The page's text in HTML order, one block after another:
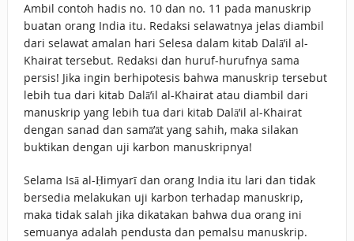
Ambil contoh hadis no. 10 dan no. 11 pada manuskrip
buatan orang India itu. Redaksi selawatnya jelas diambil
dari selawat amalan hari Selesa dalam kitab Dalā’il al-
Khairat tersebut. Redaksi dan huruf-hurufnya sama
persis! Jika ingin berhipotesis bahwa manuskrip tersebut
lebih tua dari kitab Dalā’il al-Khairat atau diambil dari
manuskrip yang lebih tua dari kitab Dalā’il al-Khairat
dengan sanad dan samā’āt yang sahih, maka silakan
buktikan dengan uji karbon manuskripnya!
Selama Isā al-Ḥimyarī dan orang India itu lari dan tidak
bersedia melakukan uji karbon terhadap manuskrip,
maka tidak salah jika dikatakan bahwa dua orang ini
semuanya adalah pendusta dan pemalsu manuskrip.